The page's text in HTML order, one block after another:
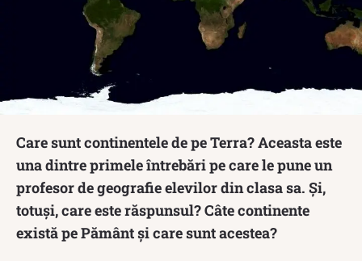
Care sunt continentele de pe Terra? Aceasta este
una dintre primele întrebări pe care le pune un
profesor de geografie elevilor din clasa sa. Și,
totuși, care este răspunsul? Câte continente
există pe Pământ și care sunt acestea?